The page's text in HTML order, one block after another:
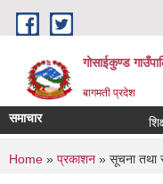
Skip to main content
गोसाईकुण्ड
बागमती प्रदेश
समाचार
You are here
Home » प्रकाशन » सूचना तथा